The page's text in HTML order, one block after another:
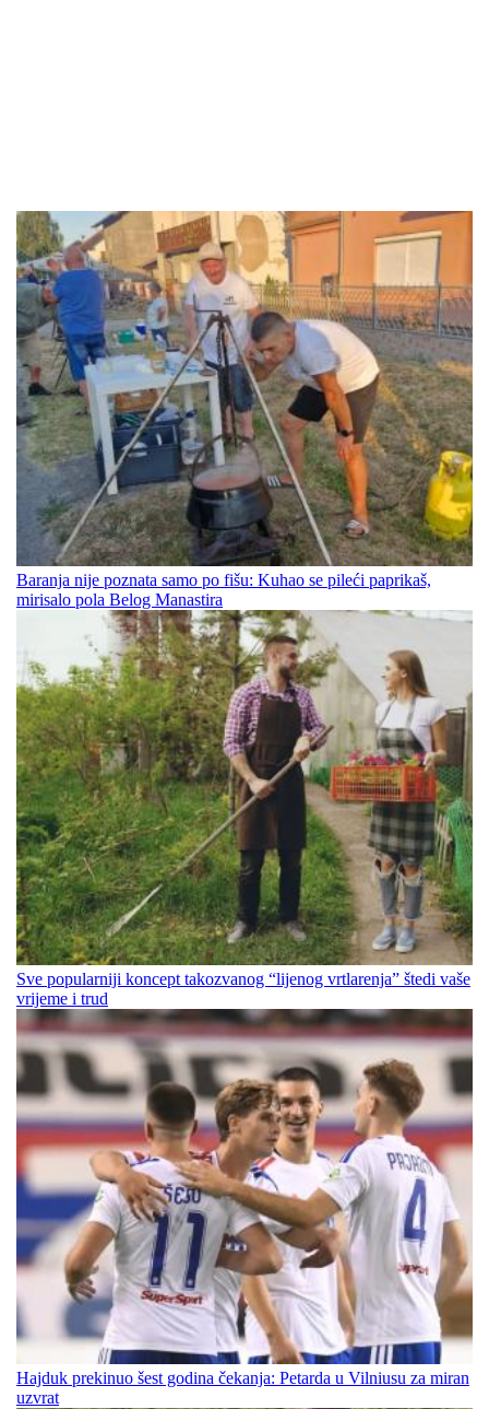
Baranja nije poznata samo po fišu: Kuhao se pileći paprikaš,
mirisalo pola Belog Manastira
Sve popularniji koncept takozvanog “lijenog vrtlarenja” štedi vaše
vrijeme i trud
Hajduk prekinuo šest godina čekanja: Petarda u Vilniusu za miran
uzvrat